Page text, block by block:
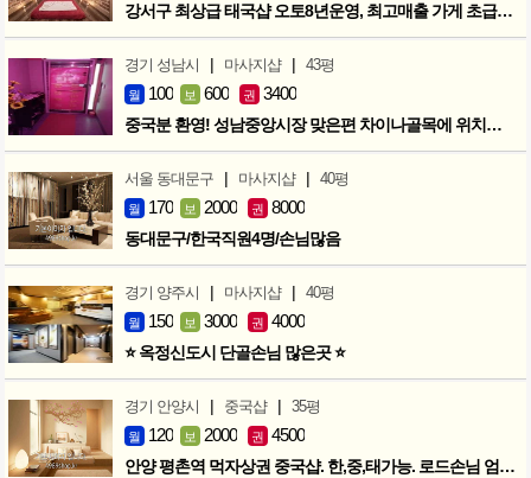
강서구 최상급 태국샵 오토8년운영, 최고매출 가게 초급매!!!
경기 성남시 | 마사지샵 | 43평
월 100 보 600 권 3400
중국분 환영! 성남중앙시장 맞은편 차이나골목에 위치한 마사지샵
서울 동대문구 | 마사지샵 | 40평
월 170 보 2000 권 8000
동대문구/한국직원4명/손님많음
경기 양주시 | 마사지샵 | 40평
월 150 보 3000 권 4000
⭐ 옥정신도시 단골손님 많은곳 ⭐
경기 안양시 | 중국샵 | 35평
월 120 보 2000 권 4500
안양 평촌역 먹자상권 중국샵. 한,중,태가능. 로드손님 엄청많아요!